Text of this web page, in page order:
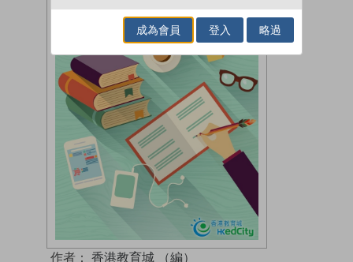
作者： 香港教育城 （編）
成為會員 登入 略過